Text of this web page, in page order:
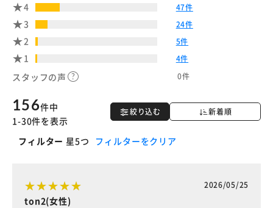
4 47件
3 24件
2 5件
1 4件
スタッフの声 0件
絞り込む 新着順
156件中
1-30件を表示
フィルター 星5つ フィルターをクリア
2026/05/25
ton2(女性)